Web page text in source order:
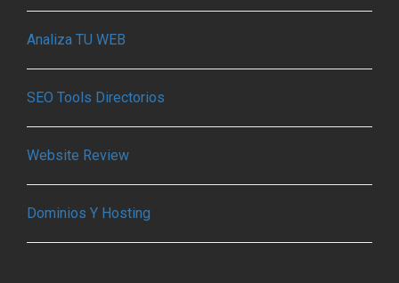
Analiza TU WEB
SEO Tools Directorios
Website Review
Dominios Y Hosting